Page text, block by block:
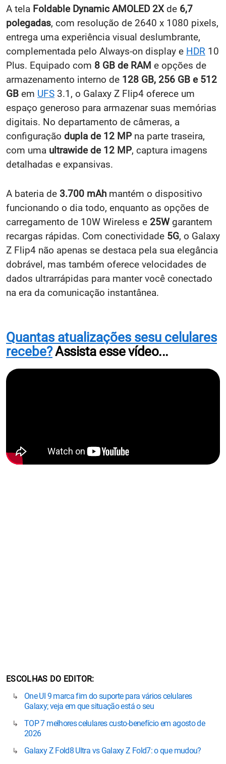
A tela Foldable Dynamic AMOLED 2X de 6,7
polegadas, com resolução de 2640 x 1080 pixels,
entrega uma experiência visual deslumbrante,
complementada pelo Always-on display e HDR 10
Plus. Equipado com 8 GB de RAM e opções de
armazenamento interno de 128 GB, 256 GB e 512
GB em UFS 3.1, o Galaxy Z Flip4 oferece um
espaço generoso para armazenar suas memórias
digitais. No departamento de câmeras, a
configuração dupla de 12 MP na parte traseira,
com uma ultrawide de 12 MP, captura imagens
detalhadas e expansivas.
A bateria de 3.700 mAh mantém o dispositivo
funcionando o dia todo, enquanto as opções de
carregamento de 10W Wireless e 25Wgarantem
recargas rápidas. Com conectividade 5G, o Galaxy
Z Flip4 não apenas se destaca pela sua elegância
dobrável, mas também oferece velocidades de
dados ultrarrápidas para manter você conectado
na era da comunicação instantânea.
Quantas atualizações sesu celulares
recebe?Assista esse vídeo...
ESCOLHAS DO EDITOR
One UI 9 marca fim do suporte para vários celulares
Galaxy; veja em que situação está o seu
TOP 7 melhores celulares custo-benefício em agosto de
2026
Galaxy Z Fold8 Ultra vs Galaxy Z Fold7: o que mudou?